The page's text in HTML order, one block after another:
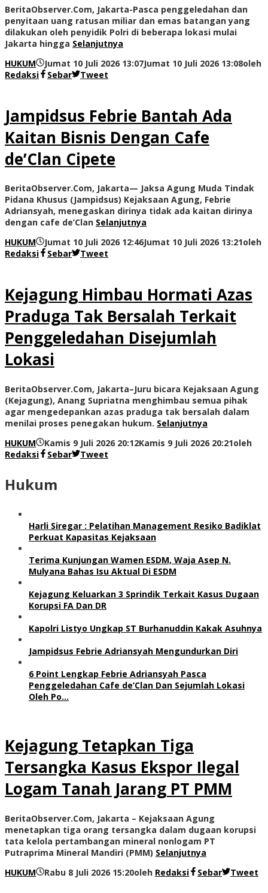
BeritaObserver.Com, Jakarta-Pasca penggeledahan dan
penyitaan uang ratusan miliar dan emas batangan yang
dilakukan oleh penyidik Polri di beberapa lokasi mulai
Jakarta hingga Selanjutnya
HUKUM
Jumat 10 Juli 2026 13:07Jumat 10 Juli 2026 13:08oleh
Redaksi
Sebar Tweet
Jampidsus Febrie Bantah Ada
Kaitan Bisnis Dengan Cafe
de’Clan Cipete
BeritaObserver.Com, Jakarta— Jaksa Agung Muda Tindak
Pidana Khusus (Jampidsus) Kejaksaan Agung, Febrie
Adriansyah, menegaskan dirinya tidak ada kaitan dirinya
dengan cafe de’Clan Selanjutnya
HUKUM
Jumat 10 Juli 2026 12:46Jumat 10 Juli 2026 13:21oleh
Redaksi
Sebar Tweet
Kejagung Himbau Hormati Azas
Praduga Tak Bersalah Terkait
Penggeledahan Disejumlah
Lokasi
BeritaObserver.Com, Jakarta–Juru bicara Kejaksaan Agung
(Kejagung), Anang Supriatna menghimbau semua pihak
agar mengedepankan azas praduga tak bersalah dalam
menilai proses penegakan hukum. Selanjutnya
HUKUM
Kamis 9 Juli 2026 20:12Kamis 9 Juli 2026 20:21oleh
Redaksi
Sebar Tweet
Hukum
Harli Siregar : Pelatihan Management Resiko Badiklat
Perkuat Kapasitas Kejaksaan
Terima Kunjungan Wamen ESDM, Waja Asep N.
Mulyana Bahas Isu Aktual Di ESDM
Kejagung Keluarkan 3 Sprindik Terkait Kasus Dugaan
Korupsi FA Dan DR
Kapolri Listyo Ungkap ST Burhanuddin Kakak Asuhnya
Jampidsus Febrie Adriansyah Mengundurkan Diri
6 Point Lengkap Febrie Adriansyah Pasca
Penggeledahan Cafe de’Clan Dan Sejumlah Lokasi
Oleh Po…
Kejagung Tetapkan Tiga
Tersangka Kasus Ekspor Ilegal
Logam Tanah Jarang PT PMM
BeritaObserver.Com, Jakarta – Kejaksaan Agung
menetapkan tiga orang tersangka dalam dugaan korupsi
tata kelola pertambangan mineral nonlogam PT
Putraprima Mineral Mandiri (PMM) Selanjutnya
HUKUM
Rabu 8 Juli 2026 15:20oleh Redaksi Sebar Tweet